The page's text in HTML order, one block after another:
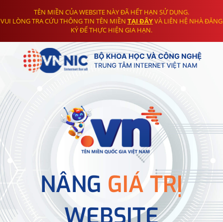
TÊN MIỀN CỦA WEBSITE NÀY ĐÃ HẾT HẠN SỬ DỤNG.
VUI LÒNG TRA CỨU THÔNG TIN TÊN MIỀN TẠI ĐÂYVÀ LIÊN HỆ NHÀ ĐĂNG
KÝ ĐỂ THỰC HIỆN GIA HẠN.
NÂNG GIÁ TRỊ